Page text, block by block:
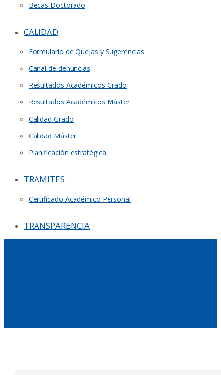
Becas Doctorado
CALIDAD
Formulario de Quejas y Sugerencias
Canal de denuncias
Resultados Académicos Grado
Resultados Académicos Máster
Calidad Grado
Calidad Máster
Planificación estratégica
TRAMITES
Certificado Académico Personal
TRANSPARENCIA